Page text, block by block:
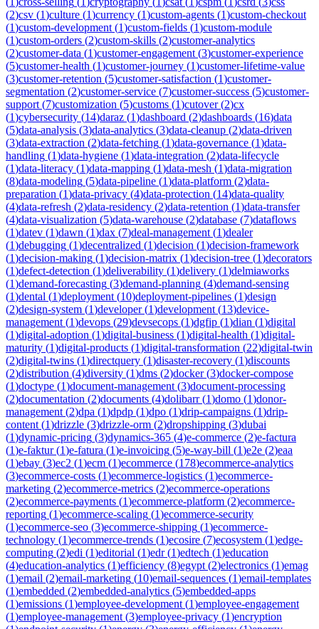
(2)csv (1)culture (1)currency (1)custom-agents (1)custom-checkout
(1)custom-development (1)custom-fields (1)custom-module
(1)custom-orders (2)custom-skills (2)customer-analytics
(2)customer-data (1)customer-engagement (3)customer-experience
(5)customer-health (1)customer-journey (1)customer-lifetime-value
(3)customer-retention (5)customer-satisfaction (1)customer-
segmentation (2)customer-service (7)customer-success (5)customer-
support (7)customization (5)customs (1)cutover(2)cx
(1)cybersecurity (14)daraz (1)dashboard (2)dashboards (16)data
(5)data-analysis (3)data-analytics (3)data-cleanup (2)data-driven
(3)data-extraction (2)data-fetching (1)data-governance (1)data-
handling (1)data-hygiene (1)data-integration (2)data-lifecycle
(1)data-literacy (1)data-mapping (1)data-mesh (1)data-migration
(8)data-modeling (5)data-pipeline (1)data-platform (2)data-
preparation (1)data-privacy (4)data-protection (14)data-quality
(4)data-refresh (2)data-residency (2)data-retention (1)data-transfer
(4)data-visualization (5)data-warehouse (2)database (7)dataflows
(1)datev (1)dawn (1)dax (7)deal-management (1)dealer
(1)debugging (1)decentralized (1)decision (1)decision-framework
(1)decision-making (1)decision-matrix (1)decision-tree (1)decorators
(1)defect-detection (1)deliverability (1)delivery (1)delmiaworks
(1)demand-forecasting (3)demand-planning (4)demand-sensing
(1)dental (1)deployment (10)deployment-pipelines (1)design
(2)design-system (1)developer(1)development (13)device-
management (1)devops (29)devsecops (1)dgfip (1)dian (1)digital
(1)digital-adoption (1)digital-business (1)digital-health (1)digital-
maturity (1)digital-products (1)digital-transformation (22)digital-twin
(2)digital-twins (1)directquery (1)disaster-recovery (1)discounts
(2)distribution (4)diversity (1)dms (2)docker(3)docker-compose
(1)doctype (1)document-management (3)document-processing
(2)documentation (2)documents (4)dolibarr(1)domo (1)donor-
management (2)dpa (1)dpdp (1)dpo (1)drip-campaigns (1)drip-
content (1)drizzle (3)drizzle-orm (2)dropshipping (3)dubai
(1)dynamic-pricing (3)dynamics-365 (4)e-commerce (2)e-factura
(1)e-faktur(1)e-fatura (1)e-invoicing (5)e-way-bill (1)e2e (2)eaa
(1)ebay (3)ec2 (1)ecm (1)ecommerce (178)ecommerce-analytics
(3)ecommerce-costs (1)ecommerce-logistics (1)ecommerce-
marketing (2)ecommerce-metrics (2)ecommerce-operations
(2)ecommerce-payments (1)ecommerce-platform (2)ecommerce-
reporting (1)ecommerce-scaling (1)ecommerce-security
(1)ecommerce-seo (3)ecommerce-shipping (1)ecommerce-
technology (1)ecommerce-trends (1)ecosire (7)ecosystem (1)edge-
computing (2)edi (1)editorial (1)edr(1)edtech (1)education
(4)education-analytics (1)efficiency (8)egypt (2)electronics (1)emag
(1)email (2)email-marketing (10)email-sequences (1)email-templates
(1)embedded (2)embedded-analytics (5)embedded-apps
(1)emissions (1)employee-development (1)employee-engagement
(1)employee-management (3)employee-privacy (1)encryption